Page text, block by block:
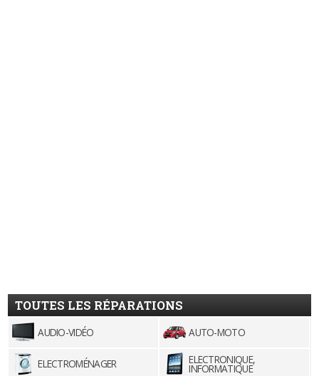
TOUTES LES RÉPARATIONS
AUDIO-VIDÉO AUTO-MOTO
ELECTROMÉNAGER ELECTRONIQUE,
INFORMATIQUE